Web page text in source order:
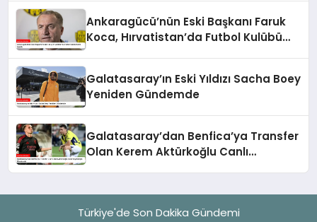
Ankaragücü’nün Eski Başkanı Faruk
Koca, Hırvatistan’da Futbol Kulübü
Galatasaray’ın Eski Yıldızı Sacha Boey
Yeniden Gündemde
Galatasaray’dan Benfica’ya Transfer
Olan Kerem Aktürkoğlu Canlı
Türkiye'de Son Dakika Gündemi